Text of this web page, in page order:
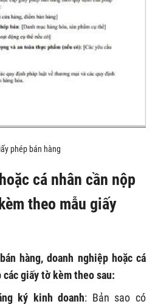
phép bán hàng
cá nhân cần nộp
theo mẫu giấy
hàng, doanh nghiệp hoặc cá
các giấy tờ kèm theo sau:
ký kinh doanh: Bản sao có